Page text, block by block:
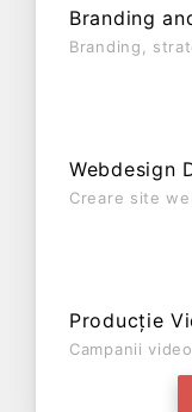
Branding
Branding,
Webdesign
Creare site
Producție
Campanii